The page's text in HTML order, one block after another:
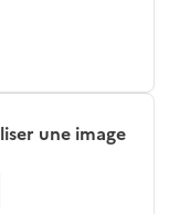
une image